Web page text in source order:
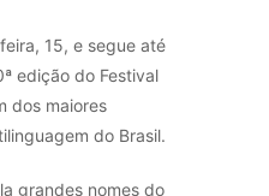
15, e segue até
edição do Festival
dos maiores
do Brasil.
grandes nomes do